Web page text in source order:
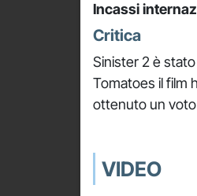
Incassi
Critica
Sinister 2 è
Tomatoes il film
ottenuto un voto
VIDEO